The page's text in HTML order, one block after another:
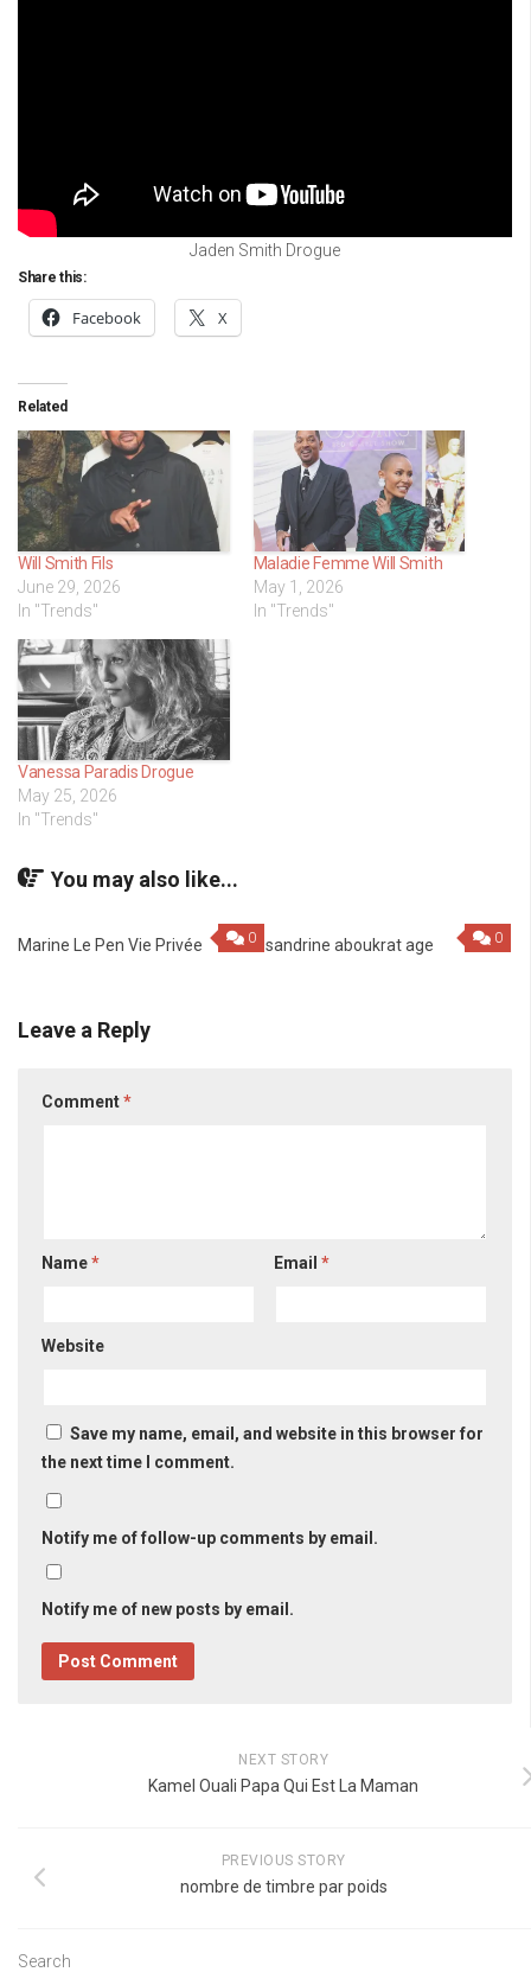
Jaden Smith Drogue
Share this:
Facebook X
Related
Will Smith Fils
June 29, 2026
In "Trends"
Maladie Femme Will Smith
May 1, 2026
In "Trends"
Vanessa Paradis Drogue
May 25, 2026
In "Trends"
You may also like...
0
Marine Le Pen Vie Privée 0
sandrine aboukrat age
Leave a Reply
Comment*
Name* Email*
Website
Save my name, email, and website in this browser for
the next time I comment.
Notify me of follow-up comments by email.
Notify me of new posts by email.
NEXT STORY
Kamel Ouali Papa Qui Est La Maman
PREVIOUS STORY
nombre de timbre par poids
Search